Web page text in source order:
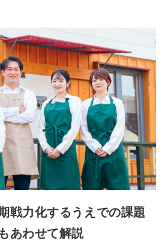
戦力化するうえでの課題
あわせて解説